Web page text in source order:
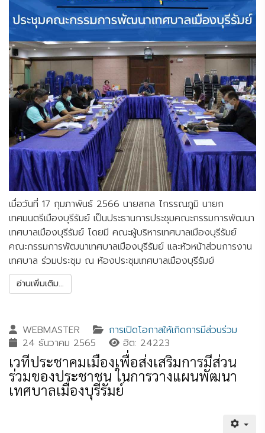
เมื่อวันที่ 17 กุมภาพันธ์ 2566 นายสกล ไกรรณภูมิ นายก
เทศมนตรีเมืองบุรีรัมย์ เป็นประธานการประชุมคณะกรรมการพัฒนา
เทศบาลเมืองบุรีรัมย์ โดยมี คณะผู้บริหารเทศบาลเมืองบุรีรัมย์
คณะกรรมการพัฒนาเทศบาลเมืองบุรีรัมย์ และหัวหน้าส่วนการงาน
เทศบาล ร่วมประชุม ณ ห้องประชุมเทศบาลเมืองบุรีรัมย์
อ่านเพิ่มเติม...
WEBMASTER
การเปิดโอกาสให้เกิดการมีส่วนร่วม
24 ธันวาคม 2565
ฮิต: 24223
เวทีประชาคมเมืองเพื่อส่งเสริมการมีส่วน
ร่วมของประชาชน ในการวางแผนพัฒนา
เทศบาลเมืองบุรีรัมย์